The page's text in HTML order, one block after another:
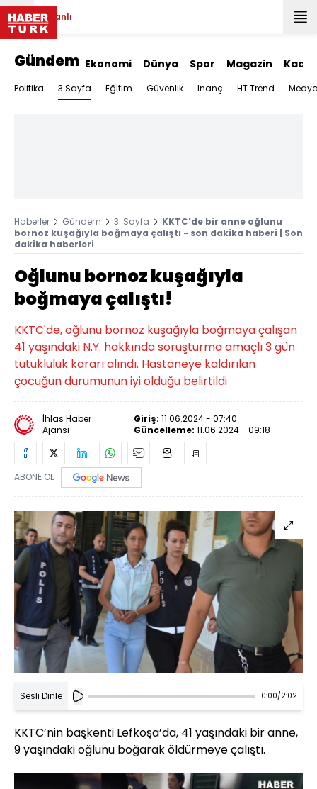
Canlı
Gündem Ekonomi Dünya Spor Magazin Kadın
Politika 3.Sayfa Eğitim Güvenlik İnanç HT Trend
Haberler Gündem 3. Sayfa
KKTC'de bir anne oğlunu
bornoz kuşağıyla boğmaya çalıştı - son dakika haberi | Son
dakika haberleri
Oğlunu bornoz kuşağıyla
boğmaya çalıştı!
KKTC'de, oğlunu bornoz kuşağıyla boğmaya çalışan
41 yaşındaki N.Y. hakkında soruşturma amaçlı 3 gün
tutukluluk kararı alındı. Hastaneye kaldırılan
çocuğun durumunun iyi olduğu belirtildi
İhlas Haber
Ajansı
Giriş: 11.06.2024 - 07:40
Güncelleme: 11.06.2024 - 09:18
ABONE OL
Sesli Dinle 0:00/2:02
KKTC’nin başkenti Lefkoşa’da, 41 yaşındaki bir anne,
9 yaşındaki oğlunu boğarak öldürmeye çalıştı.